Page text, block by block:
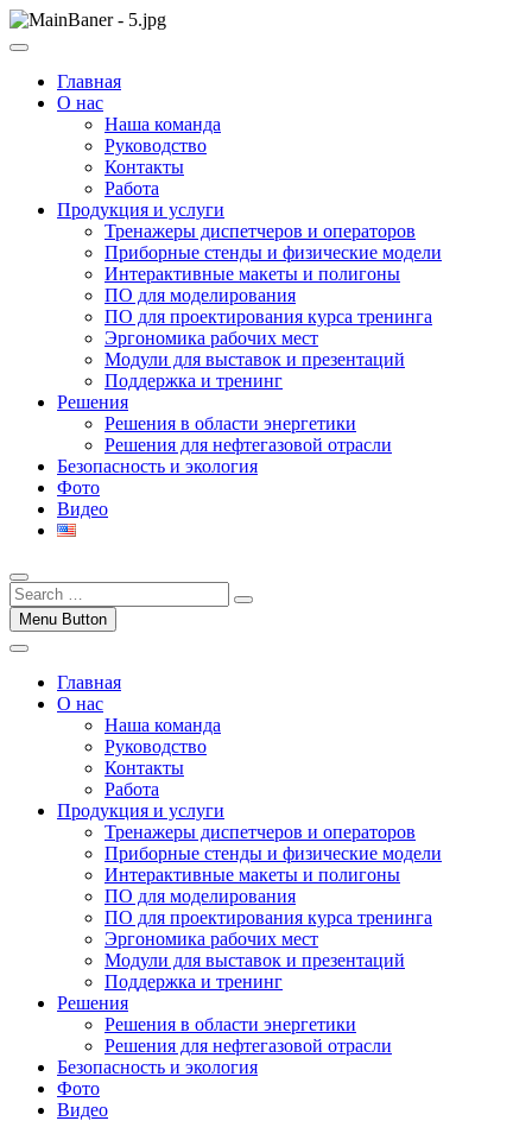
Skip
to
ООО НПП "АТП"
ООО НПП "АТП" – разработка тренажерных комплексов
Главная
О нас
Наша команда
Руководство
Контакты
Работа
Продукция и услуги
Тренажеры диспетчеров и операторов
Приборные стенды и физические модели
Интерактивные макеты и полигоны
ПО для моделирования
ПО для проектирования курса тренинга
Эргономика рабочих мест
Модули для выставок и презентаций
Поддержка и тренинг
Решения
Решения в области энергетики
Решения для нефтегазовой отрасли
Безопасность и экология
Фото
Видео
Menu Button
Главная
О нас
Наша команда
Руководство
Контакты
Работа
Продукция и услуги
Тренажеры диспетчеров и операторов
Приборные стенды и физические модели
Интерактивные макеты и полигоны
ПО для моделирования
ПО для проектирования курса тренинга
Эргономика рабочих мест
Модули для выставок и презентаций
Поддержка и тренинг
Решения
Решения в области энергетики
Решения для нефтегазовой отрасли
Безопасность и экология
Фото
Видео